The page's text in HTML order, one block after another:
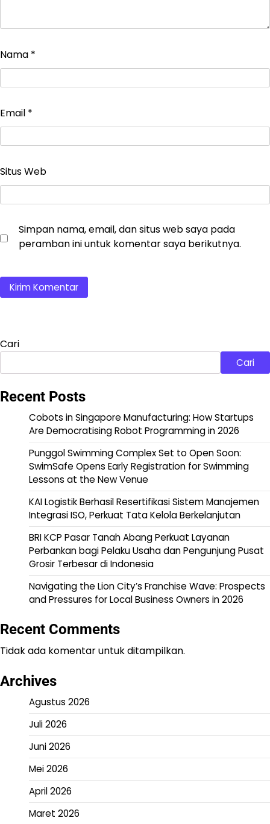
Nama *
Email *
Situs Web
Simpan nama, email, dan situs web saya pada
peramban ini untuk komentar saya berikutnya.
Cari
Cari
Recent Posts
Cobots in Singapore Manufacturing: How Startups
Are Democratising Robot Programming in 2026
Punggol Swimming Complex Set to Open Soon:
SwimSafe Opens Early Registration for Swimming
Lessons at the New Venue
KAI Logistik Berhasil Resertifikasi Sistem Manajemen
Integrasi ISO, Perkuat Tata Kelola Berkelanjutan
BRI KCP Pasar Tanah Abang Perkuat Layanan
Perbankan bagi Pelaku Usaha dan Pengunjung Pusat
Grosir Terbesar di Indonesia
Navigating the Lion City’s Franchise Wave: Prospects
and Pressures for Local Business Owners in 2026
Recent Comments
Tidak ada komentar untuk ditampilkan.
Archives
Agustus 2026
Juli 2026
Juni 2026
Mei 2026
April 2026
Maret 2026